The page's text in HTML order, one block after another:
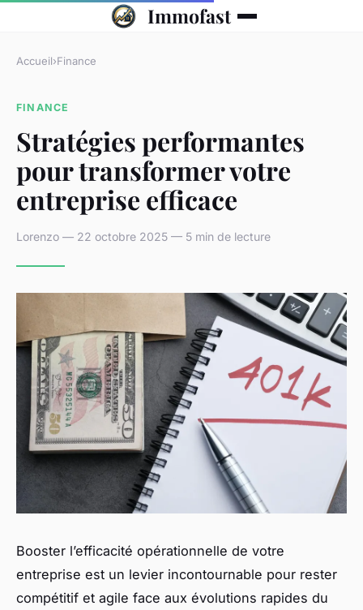
Immofast
Accueil›Finance
FINANCE
Stratégies performantes
pour transformer votre
entreprise efficace
Lorenzo — 22 octobre 2025 — 5 min de lecture
Booster l’efficacité opérationnelle de votre
entreprise est un levier incontournable pour rester
compétitif et agile face aux évolutions rapides du